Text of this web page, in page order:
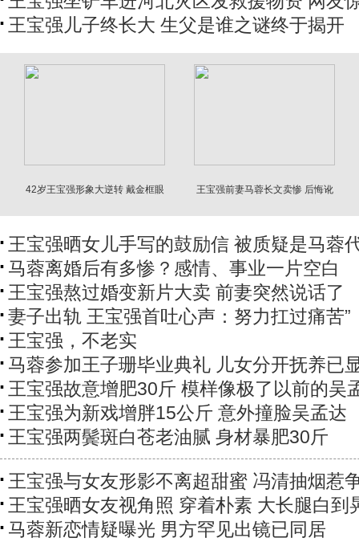
王宝强儿子终长大 生父是谁之谜终于揭开
42岁王宝强形象大逆转 戴金框眼
王宝强前妻马蓉长文卖惨 后悔讹
王宝强晒女儿手写的鼓励信 被质疑是马蓉
马蓉离婚后有多惨？感情、事业一片空白
王宝强熬过婚变新片大卖 前妻突然说话了
妻子出轨 王宝强首吐心声：努力扛过痛苦”
王宝强，不老实
马蓉参加王子珊毕业典礼 儿女分开抚养已
王宝强故意增肥30斤 模样像极了以前的吴
王宝强为新戏增胖15公斤 意外撞脸吴孟达
王宝强两鬓斑白苍老油腻 身材暴肥30斤
王宝强与女友形影不离超甜蜜 冯清抽烟惹
王宝强晒女友视角照 穿着朴素 大长腿白到
马蓉新恋情疑曝光 男方罕见出镜已同居